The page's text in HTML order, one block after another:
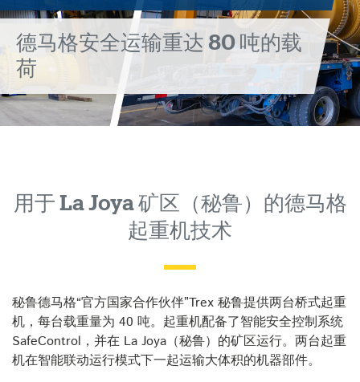
区
（秘
鲁）
的
马
重
机
德马格安全运输重达 80 吨的载
荷
用于 La Joya 矿区（秘鲁）的德马格
起重机技术
秘鲁德马格“官方国家合作伙伴”Trex 秘鲁提供两台桥式起重
机，每台载重量为 40 吨。起重机配备了智能安全控制系统
SafeControl，并在 La Joya（秘鲁）的矿区运行。两台起重
机在智能联动运行模式下一起运输大体积的机器部件。